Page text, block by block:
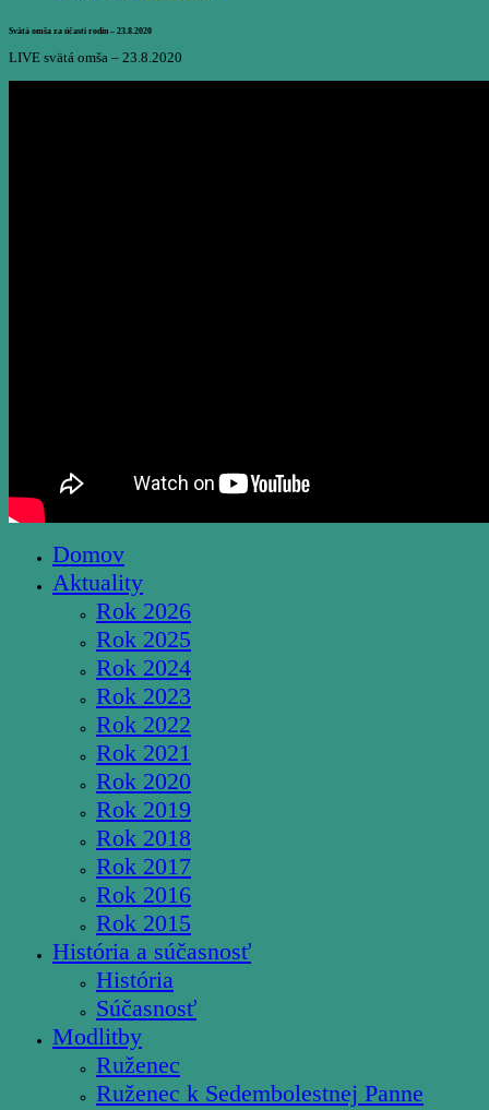
Svätá omša za účasti rodín – 23.8.2020
LIVE svätá omša – 23.8.2020
Domov
Aktuality
Rok 2026
Rok 2025
Rok 2024
Rok 2023
Rok 2022
Rok 2021
Rok 2020
Rok 2019
Rok 2018
Rok 2017
Rok 2016
Rok 2015
História a súčasnosť
História
Súčasnosť
Modlitby
Ruženec
Ruženec k Sedembolestnej Panne